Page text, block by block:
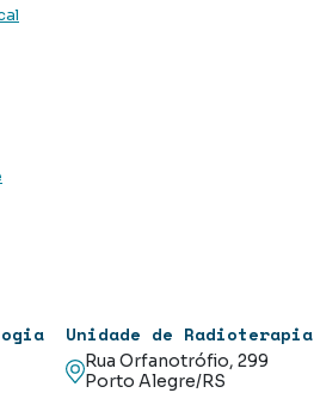
Unidade de Radioterapia
Rua Orfanotrófio, 299
Porto Alegre/RS